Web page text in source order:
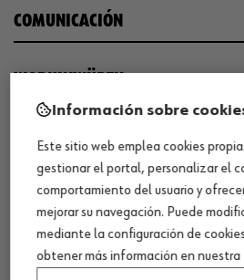
COMUNICACIÓN
NUESTROS CERTIFICADOS
¡WÜRTH EMPRESA SOLIDARIA!
Información sobre
Este sitio web emplea cookies
gestionar el portal, personalizar el
comportamiento del usuario y
mejorar su navegación. Puede
mediante la configuración de
obtener más información en nuestra